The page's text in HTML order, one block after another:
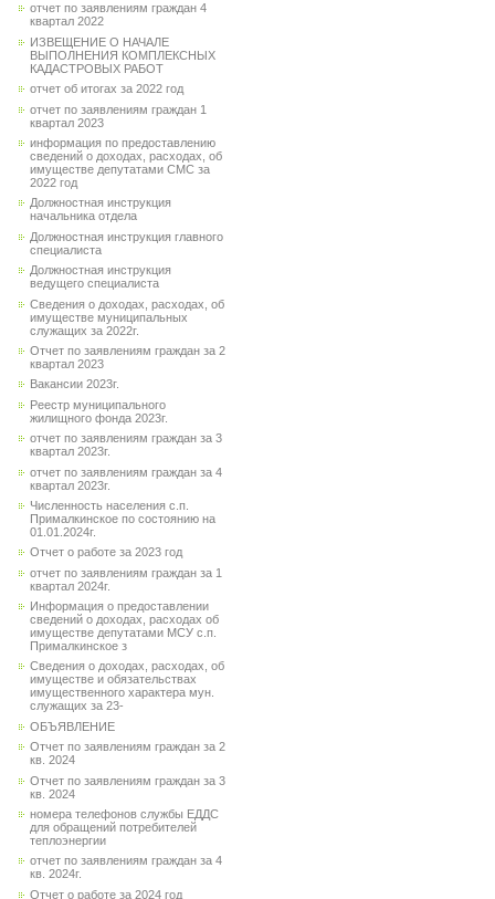
отчет по заявлениям граждан 4
квартал 2022
ИЗВЕЩЕНИЕ О НАЧАЛЕ
ВЫПОЛНЕНИЯ КОМПЛЕКСНЫХ
КАДАСТРОВЫХ РАБОТ
отчет об итогах за 2022 год
отчет по заявлениям граждан 1
квартал 2023
информация по предоставлению
сведений о доходах, расходах, об
имуществе депутатами СМС за
2022 год
Должностная инструкция
начальника отдела
Должностная инструкция главного
специалиста
Должностная инструкция
ведущего специалиста
Сведения о доходах, расходах, об
имуществе муниципальных
служащих за 2022г.
Отчет по заявлениям граждан за 2
квартал 2023
Вакансии 2023г.
Реестр муниципального
жилищного фонда 2023г.
отчет по заявлениям граждан за 3
квартал 2023г.
отчет по заявлениям граждан за 4
квартал 2023г.
Численность населения с.п.
Прималкинское по состоянию на
01.01.2024г.
Отчет о работе за 2023 год
отчет по заявлениям граждан за 1
квартал 2024г.
Информация о предоставлении
сведений о доходах, расходах об
имуществе депутатами МСУ с.п.
Прималкинское з
Сведения о доходах, расходах, об
имуществе и обязательствах
имущественного характера мун.
служащих за 23-
ОБЪЯВЛЕНИЕ
Отчет по заявлениям граждан за 2
кв. 2024
Отчет по заявлениям граждан за 3
кв. 2024
номера телефонов службы ЕДДС
для обращений потребителей
теплоэнергии
отчет по заявлениям граждан за 4
кв. 2024г.
Отчет о работе за 2024 год